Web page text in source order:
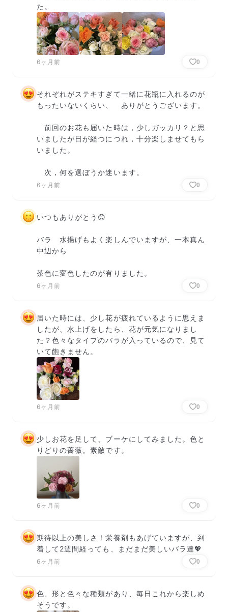
た。
6ヶ月前 0
それぞれがステキすぎて一緒に花瓶に入れるのが
もったいないくらい、　ありがとうございます。
前回のお花も届いた時は，少しガッカリ？と思
いましたが日が経つにつれ，十分楽しませてもら
いました。
次，何を選ぼうか迷います。
6ヶ月前 0
いつもありがとう😊
バラ　水揚げもよく楽しんでいますが、一本真ん
中辺から
茶色に変色したのが有りました。
6ヶ月前 0
届いた時には、少し花が疲れているように思えま
したが、水上げをしたら、花が元気になりまし
た？色々なタイプのバラが入っているので、見て
いて飽きません。
6ヶ月前 0
少しお花を足して、ブーケにしてみました。色と
りどりの薔薇。素敵です。
6ヶ月前 0
期待以上の美しさ！栄養剤もあげていますが、到
着して2週間経っても、まだまだ美しいバラ達💖
6ヶ月前 0
色、形と色々な種類があり、毎日これから楽しめ
そうです。